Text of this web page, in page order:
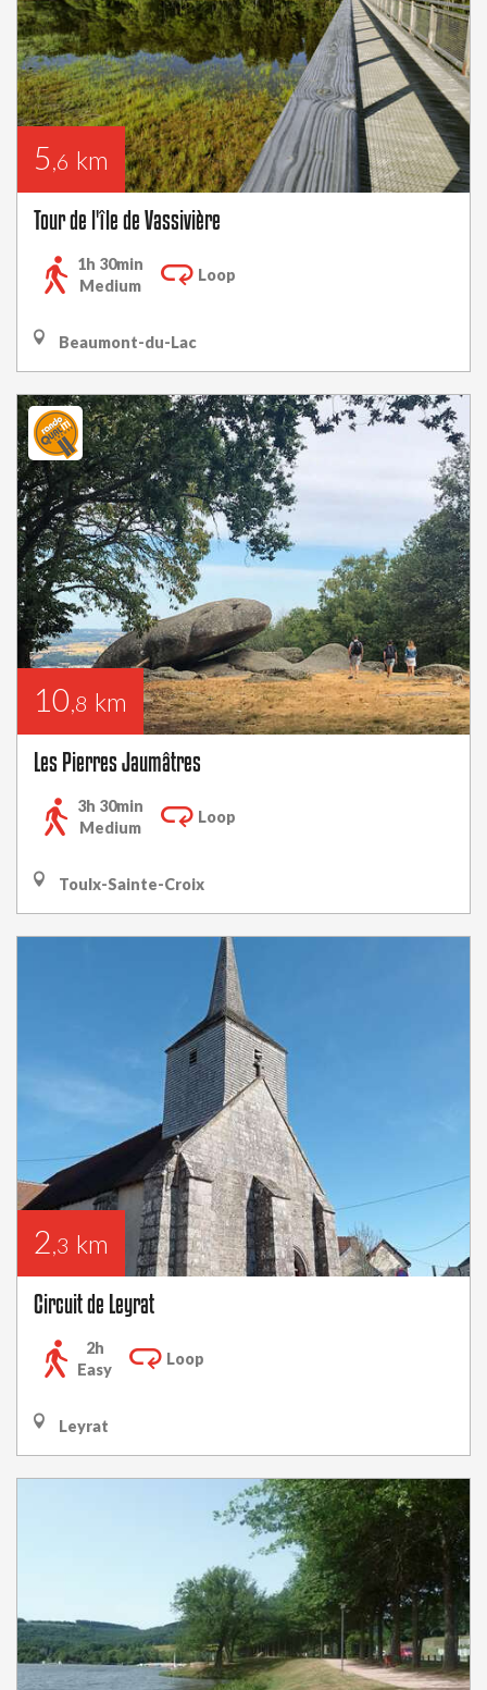
5,6 km
Tour de l'île de Vassivière
1h 30min
Medium
Loop
Beaumont-du-Lac
10,8 km
Les Pierres Jaumâtres
3h 30min
Medium
Loop
Toulx-Sainte-Croix
2,3 km
Circuit de Leyrat
2h
Easy
Loop
Leyrat